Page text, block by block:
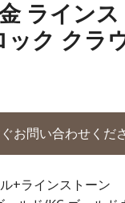
ライン
ク クラ
お問い合わせくだ
+ラインストーン